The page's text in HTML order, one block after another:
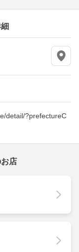
detail/?prefectureC
店